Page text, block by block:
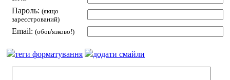
Пароль: (якщо
зареєстрований)
Email: (обов'язково!)
теги форматування додати смайли